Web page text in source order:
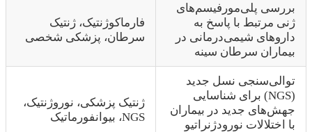
پلی‌مورفیسم‌های
با پاسخ به
شیمی‌درمانی در
سرطان سینه
فارماکوژنتیک، ژنتیک
سرطان، پزشکی شخصی
نسل جدید
(NGS) برای شناسایی
جدید در بیماران
نورودژنراتیو
ژنتیک پزشکی، نوروژنتیک،
NGS، بیوانفورماتیک